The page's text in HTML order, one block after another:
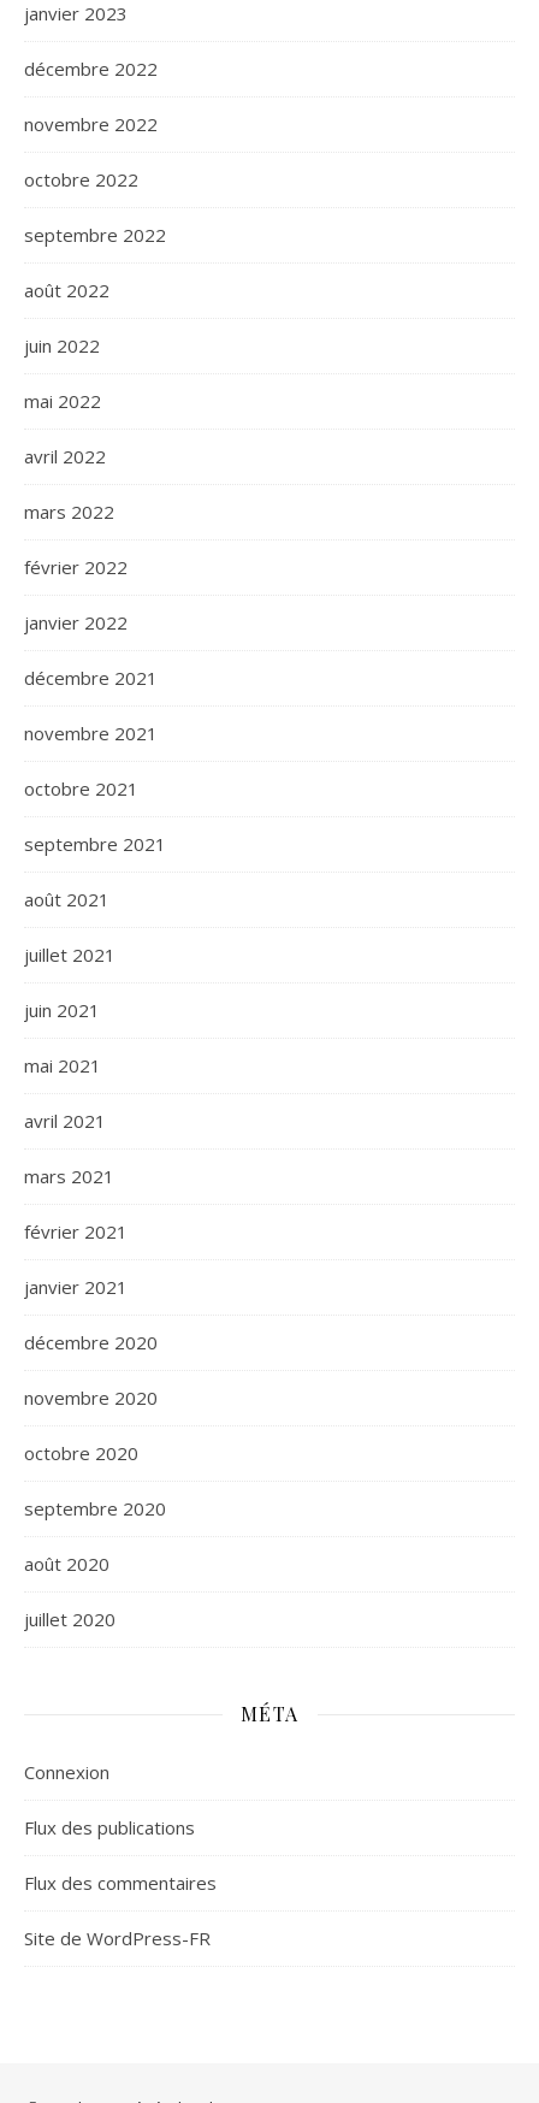
janvier 2023
décembre 2022
novembre 2022
octobre 2022
septembre 2022
août 2022
juin 2022
mai 2022
avril 2022
mars 2022
février 2022
janvier 2022
décembre 2021
novembre 2021
octobre 2021
septembre 2021
août 2021
juillet 2021
juin 2021
mai 2021
avril 2021
mars 2021
février 2021
janvier 2021
décembre 2020
novembre 2020
octobre 2020
septembre 2020
août 2020
juillet 2020
MÉTA
Connexion
Flux des publications
Flux des commentaires
Site de WordPress-FR